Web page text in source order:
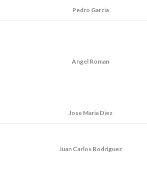
Pedro Garcia
Angel Roman
Jose Maria Diez
Juan Carlos Rodriguez